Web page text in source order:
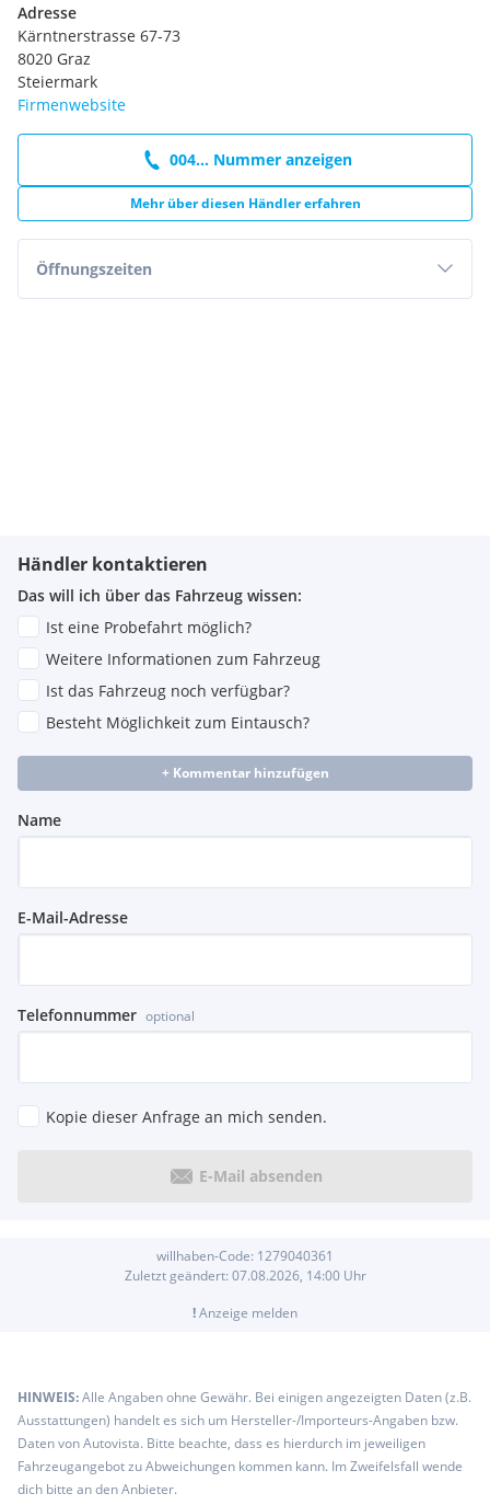
Adresse
Kärntnerstrasse 67-73
8020 Graz
Steiermark
Firmenwebsite
004... Nummer anzeigen
Mehr über diesen Händler erfahren
Öffnungszeiten
Händler kontaktieren
Das will ich über das Fahrzeug wissen:
Ist eine Probefahrt möglich?
Weitere Informationen zum Fahrzeug
Ist das Fahrzeug noch verfügbar?
Besteht Möglichkeit zum Eintausch?
+ Kommentar hinzufügen
Name
E-Mail-Adresse
Telefonnummer optional
Kopie dieser Anfrage an mich senden.
E-Mail absenden
willhaben-Code: 1279040361
Zuletzt geändert: 07.08.2026, 14:00Uhr
!Anzeige melden
HINWEIS:Alle Angaben ohne Gewähr. Bei einigen angezeigten Daten (z.B.
Ausstattungen) handelt es sich um Hersteller-/Importeurs-Angaben bzw.
Daten von Autovista. Bitte beachte, dass es hierdurch im jeweiligen
Fahrzeugangebot zu Abweichungen kommen kann. Im Zweifelsfall wende
dich bitte an den Anbieter.